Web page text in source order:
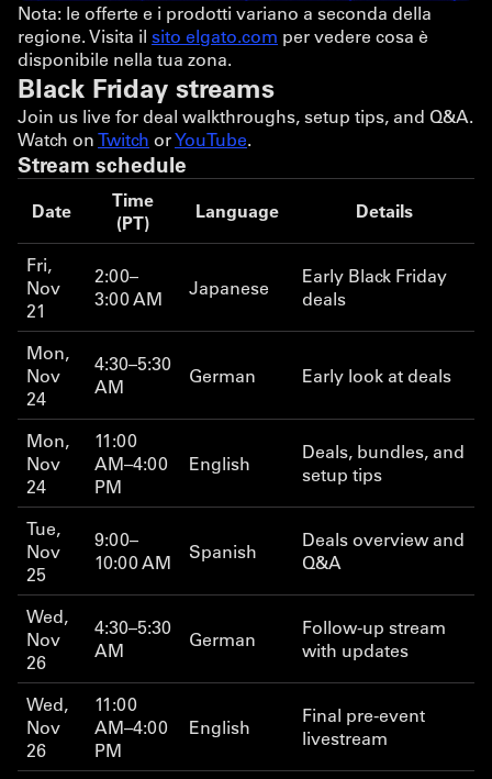
Nota: le offerte e i prodotti variano a seconda della
regione. Visita il sito elgato.com per vedere cosa è
disponibile nella tua zona.
Black Friday streams
Join us live for deal walkthroughs, setup tips, and Q&A.
Watch onTwitch orYouTube.
Stream schedule
Date
Time
(PT)
Language Details
Fri,
Nov
21
2:00–
3:00 AM
Japanese
Early Black Friday
deals
Mon,
Nov
24
4:30–5:30
AM
German Early look at deals
Mon,
Nov
24
11:00
AM–4:00
PM
English
Deals, bundles, and
setup tips
Tue,
Nov
25
9:00–
10:00 AM
Spanish
Deals overview and
Q&A
Wed,
Nov
26
4:30–5:30
AM
German
Follow-up stream
with updates
Wed,
Nov
26
11:00
AM–4:00
PM
English
Final pre-event
livestream